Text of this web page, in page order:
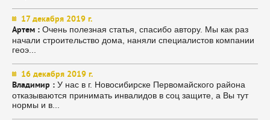
17 декабря 2019 г.
Артем : Очень полезная статья, спасибо автору. Мы как раз
начали строительство дома, наняли специалистов компании
геоэ...
16 декабря 2019 г.
Владимир : У нас в г. Новосибирске Первомайского района
отказываются принимать инвалидов в соц защите, а Вы тут
нормы и в...